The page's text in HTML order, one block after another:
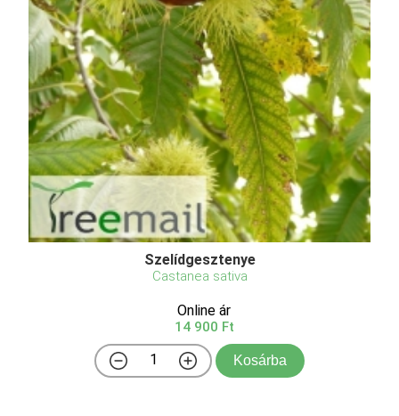
Szelídgesztenye
Castanea sativa
Online ár
14 900 Ft
Kosárba